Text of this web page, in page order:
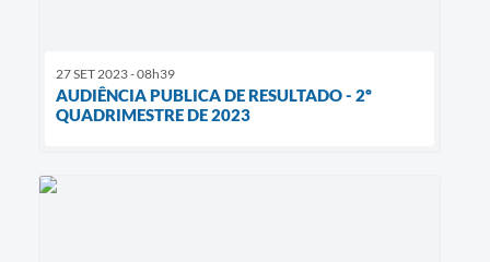
27 SET 2023 - 08h39
AUDIÊNCIA PUBLICA DE RESULTADO - 2º
QUADRIMESTRE DE 2023